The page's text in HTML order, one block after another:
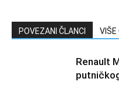
POVEZANI ČLANCI VIŠE
Renault